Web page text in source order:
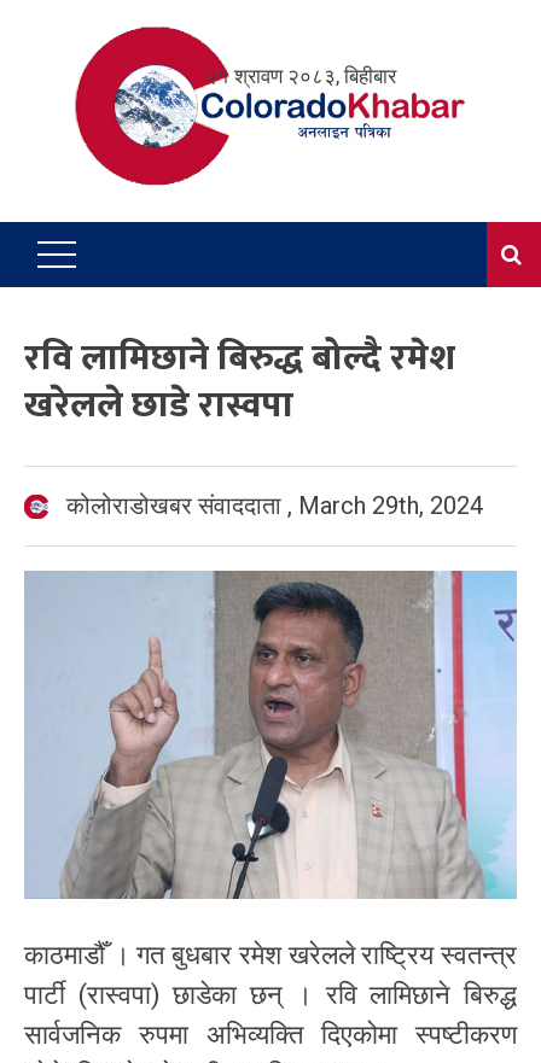
२१ श्रावण २०८३, बिहीबार
रवि लामिछाने बिरुद्ध बोल्दै रमेश
खरेलले छाडे रास्वपा
कोलोराडोखबर संवाददाता , March 29th, 2024
काठमाडौँ । गत बुधबार रमेश खरेलले राष्ट्रिय स्वतन्त्र
पार्टी (रास्वपा) छाडेका छन् । रवि लामिछाने बिरुद्ध
सार्वजनिक रुपमा अभिव्यक्ति दिएकोमा स्पष्टीकरण